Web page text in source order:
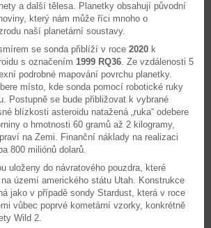
a další tělesa. Planetky obsahují původní
který nám může říci mnoho o
naší planetární soustavy.
se sonda přiblíží v roce 2020 k
s označením 1999 RQ36. Ze vzdálenosti 5
podrobné mapování povrchu planetky.
místo, kde sonda pomocí robotické ruky
Postupně se bude přibližovat k vybrané
blízkosti asteroidu natažená „ruka“ odebere
o hmotnosti 60 gramů až 2 kilogramy,
na Zemi. Finanční náklady na realizaci
800 miliónů dolarů.
uloženy do návratového pouzdra, které
území amerického státu Utah. Konstrukce
jako v případě sondy Stardust, která v roce
vůbec poprvé kometární vzorky, konkrétně
Wild 2.